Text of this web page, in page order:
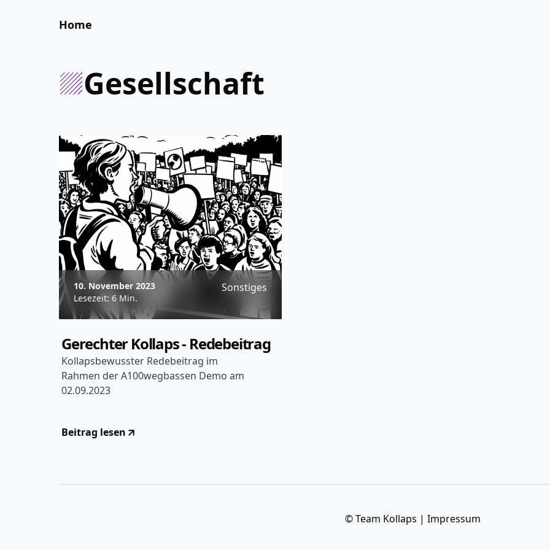
Home
Gesellschaft
10. November 2023
Lesezeit: 6 Min.
Sonstiges
Gerechter Kollaps - Redebeitrag
Kollapsbewusster Redebeitrag im
Rahmen der A100wegbassen Demo am
02.09.2023
Beitrag lesen
© Team Kollaps | Impressum